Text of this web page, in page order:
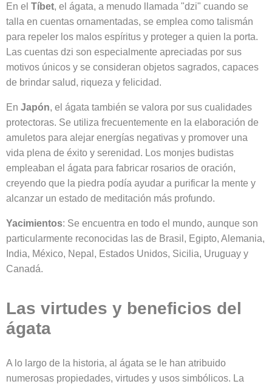
En el Tíbet, el ágata, a menudo llamada "dzi" cuando se
talla en cuentas ornamentadas, se emplea como talismán
para repeler los malos espíritus y proteger a quien la porta.
Las cuentas dzi son especialmente apreciadas por sus
motivos únicos y se consideran objetos sagrados, capaces
de brindar salud, riqueza y felicidad.
En Japón, el ágata también se valora por sus cualidades
protectoras. Se utiliza frecuentemente en la elaboración de
amuletos para alejar energías negativas y promover una
vida plena de éxito y serenidad. Los monjes budistas
empleaban el ágata para fabricar rosarios de oración,
creyendo que la piedra podía ayudar a purificar la mente y
alcanzar un estado de meditación más profundo.
Yacimientos: Se encuentra en todo el mundo, aunque son
particularmente reconocidas las de Brasil, Egipto, Alemania,
India, México, Nepal, Estados Unidos, Sicilia, Uruguay y
Canadá.
Las virtudes y beneficios del
ágata
A lo largo de la historia, al ágata se le han atribuido
numerosas propiedades, virtudes y usos simbólicos. La